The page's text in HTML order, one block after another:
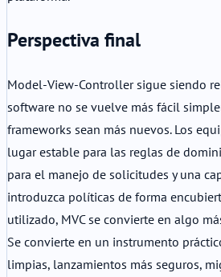
Perspectiva final
Model-View-Controller sigue siendo
software no se vuelve más fácil
frameworks sean más nuevos. Los
lugar estable para las reglas de
para el manejo de solicitudes y una
introduzca políticas de forma
utilizado, MVC se convierte en algo
Se convierte en un instrumento
limpias, lanzamientos más seguros,